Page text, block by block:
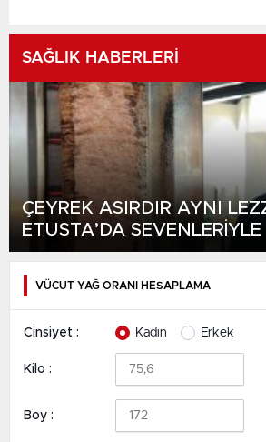
SAĞLIK HABERLERİ
ÇEYREK ASIRDIR AYNI
ETUSTA’DA
VÜCUT YAĞ ORANI HESAPLAMA
Cinsiyet : Kadın Erkek
Kilo :
Boy :